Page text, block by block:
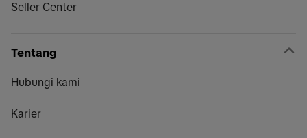
Seller Center
Tentang
Hubungi kami
Karier